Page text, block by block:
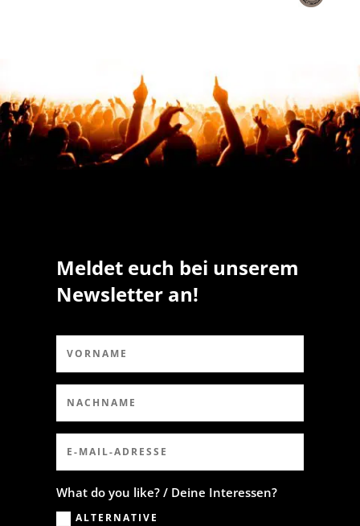
Meldet euch bei unserem
Newsletter an!
What do you like? / Deine Interessen?
ALTERNATIVE